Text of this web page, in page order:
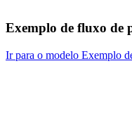
Exemplo de fluxo de
Ir para o modelo Exemplo